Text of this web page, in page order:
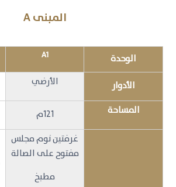
المبنى A
الوحدة A1
الأدوار الأرضي
المساحة 121م
غرفتين نوم مجلس
مفتوح على الصالة
مطبخ